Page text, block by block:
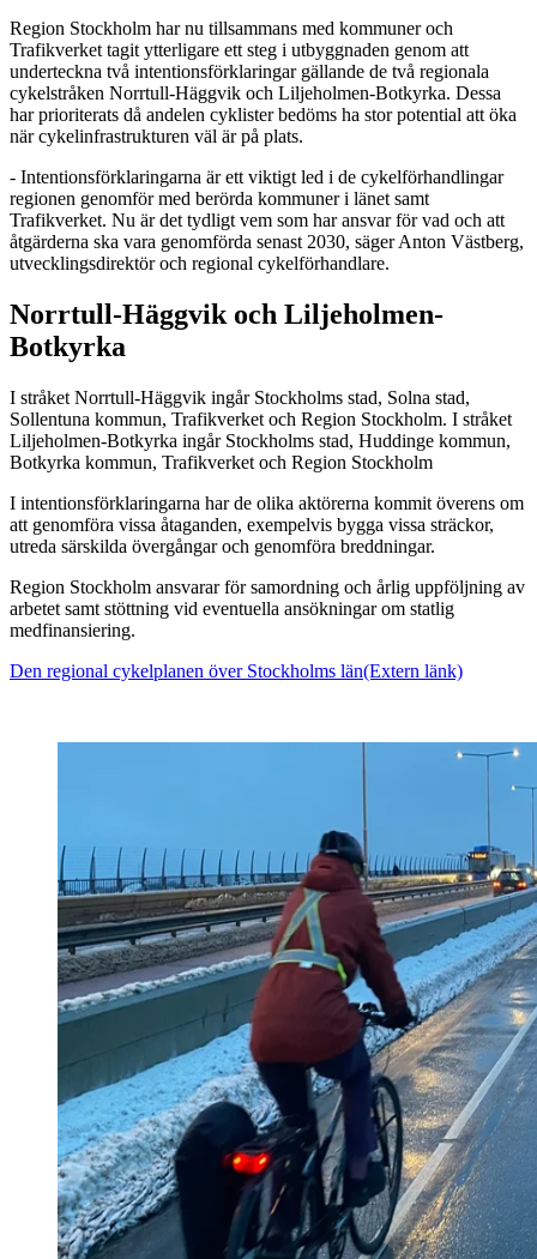
Region Stockholm har nu tillsammans med kommuner och
Trafikverket tagit ytterligare ett steg i utbyggnaden genom att
underteckna två intentionsförklaringar gällande de två regionala
cykelstråken Norrtull-Häggvik och Liljeholmen-Botkyrka. Dessa
har prioriterats då andelen cyklister bedöms ha stor potential att öka
när cykelinfrastrukturen väl är på plats.
- Intentionsförklaringarna är ett viktigt led i de cykelförhandlingar
regionen genomför med berörda kommuner i länet samt
Trafikverket. Nu är det tydligt vem som har ansvar för vad och att
åtgärderna ska vara genomförda senast 2030, säger Anton Västberg,
utvecklingsdirektör och regional cykelförhandlare.
Norrtull-Häggvik och Liljeholmen-
Botkyrka
I stråket Norrtull-Häggvik ingår Stockholms stad, Solna stad,
Sollentuna kommun, Trafikverket och Region Stockholm. I stråket
Liljeholmen-Botkyrka ingår Stockholms stad, Huddinge kommun,
Botkyrka kommun, Trafikverket och Region Stockholm
I intentionsförklaringarna har de olika aktörerna kommit överens om
att genomföra vissa åtaganden, exempelvis bygga vissa sträckor,
utreda särskilda övergångar och genomföra breddningar.
Region Stockholm ansvarar för samordning och årlig uppföljning av
arbetet samt stöttning vid eventuella ansökningar om statlig
medfinansiering.
Den regional cykelplanen över Stockholms län(Extern länk)